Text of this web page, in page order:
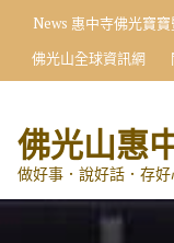
content
News 惠中寺佛光寶
佛光山全球資訊網
佛光山惠
做好事．說好話．存